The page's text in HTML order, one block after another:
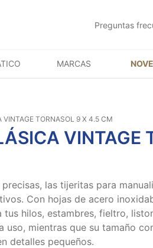
Preguntas
MARCAS
VINTAGE TORNASOL 9 X 4.5 CM
VINTAGE
las tijeritas para
Con hojas de acero
hilos, estambres, fieltro,
uso, mientras que su tamaño
detalles pequeños.